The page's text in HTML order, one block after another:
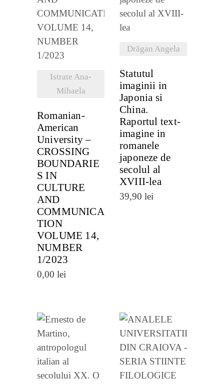
Istrate Ana-
Mihaela
DETALII
Romanian-
American
University –
CROSSING
BOUNDARIE
S IN
CULTURE
AND
COMMUNICA
TION
VOLUME 14,
NUMBER
1/2023
0,00 lei
Drăgan Angela
Statutul
imaginii in
Japonia si
China.
Raportul text-
imagine in
romanele
japoneze de
secolul al
XVIII-lea
39,90 lei